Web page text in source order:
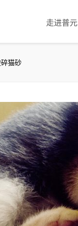
走进普元
猫砂